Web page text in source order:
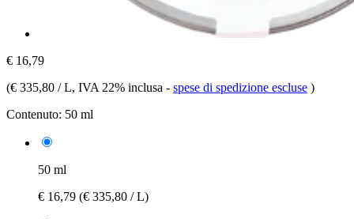
€ 16,79
(€ 335,80 / L, IVA 22% inclusa - spese di spedizione escluse )
Contenuto: 50 ml
50 ml
€ 16,79 (€ 335,80 / L)